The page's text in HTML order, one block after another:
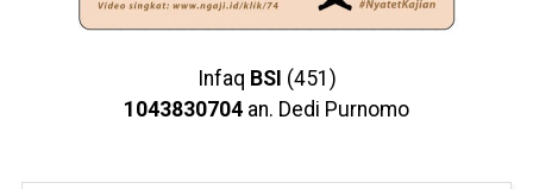
Infaq BSI (451)
1043830704 an. Dedi Purnomo